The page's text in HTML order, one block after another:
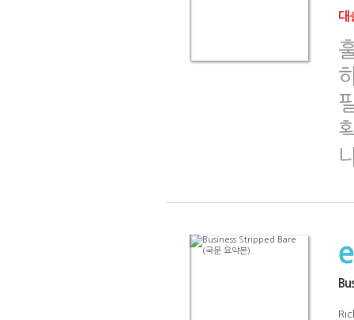
대